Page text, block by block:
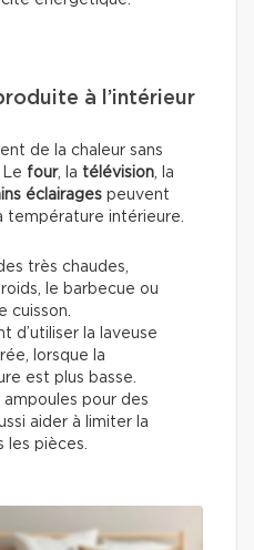
à l’intérieur
de la chaleur sans
Le four, la télévision, la
éclairages peuvent
température intérieure.
très chaudes,
le barbecue ou
cuisson.
d’utiliser la laveuse
lorsque la
est plus basse.
pour des
aider à limiter la
les pièces.